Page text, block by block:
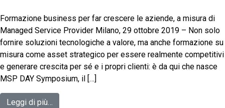
Formazione business per far crescere le aziende, a misura di
Managed Service Provider Milano, 29 ottobre 2019 – Non solo
fornire soluzioni tecnologiche a valore, ma anche formazione su
misura come asset strategico per essere realmente competitivi
e generare crescita per sé e i propri clienti: è da qui che nasce
MSP DAY Symposium, il […]
Leggi di più…